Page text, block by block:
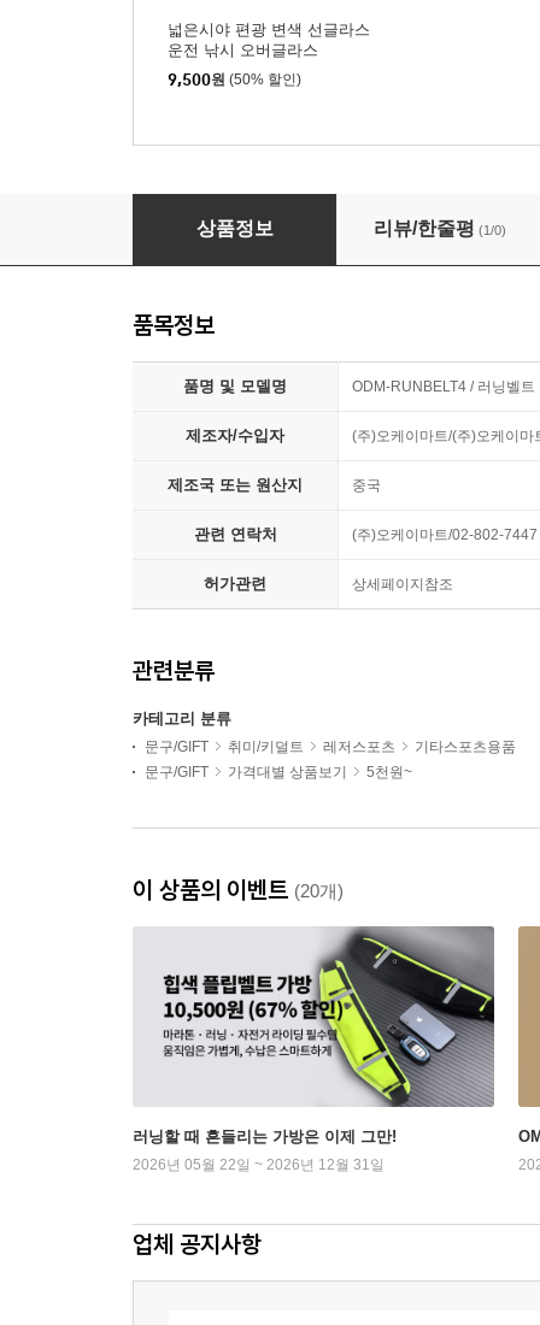
넓은시야 편광 변색 선글라스
운전 낚시 오버글라스
9,500원 (50% 할인)
쓰리포켓 러닝벨트 마라톤 힙색 캔버스 조깅
상품정보 리뷰/한줄평 (1/0)
품목정보
품명 및 모델명 ODM-RUNBELT4 / 러닝벨트
제조자/수입자 (주)오케이마트/(주)오케이마
제조국 또는 원산지 중국
관련 연락처 (주)오케이마트/02-802-7447
허가관련 상세페이지참조
관련분류
카테고리 분류
문구/GIFT 취미/키덜트 레저스포츠
기타스포츠용품
문구/GIFT
가격대별 상품보기 5천원~
이 상품의 이벤트 (20개)
러닝할 때 흔들리는 가방은 이제 그만!
2026년 05월 22일 ~ 2026년 12월 31일
업체 공지사항